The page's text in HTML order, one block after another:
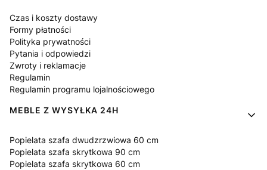
Czas i koszty dostawy
Formy płatności
Polityka prywatności
Pytania i odpowiedzi
Zwroty i reklamacje
Regulamin
Regulamin programu lojalnościowego
MEBLE Z WYSYŁKA 24H
Popielata szafa dwudzrzwiowa 60 cm
Popielata szafa skrytkowa 90 cm
Popielata szafa skrytkowa 60 cm